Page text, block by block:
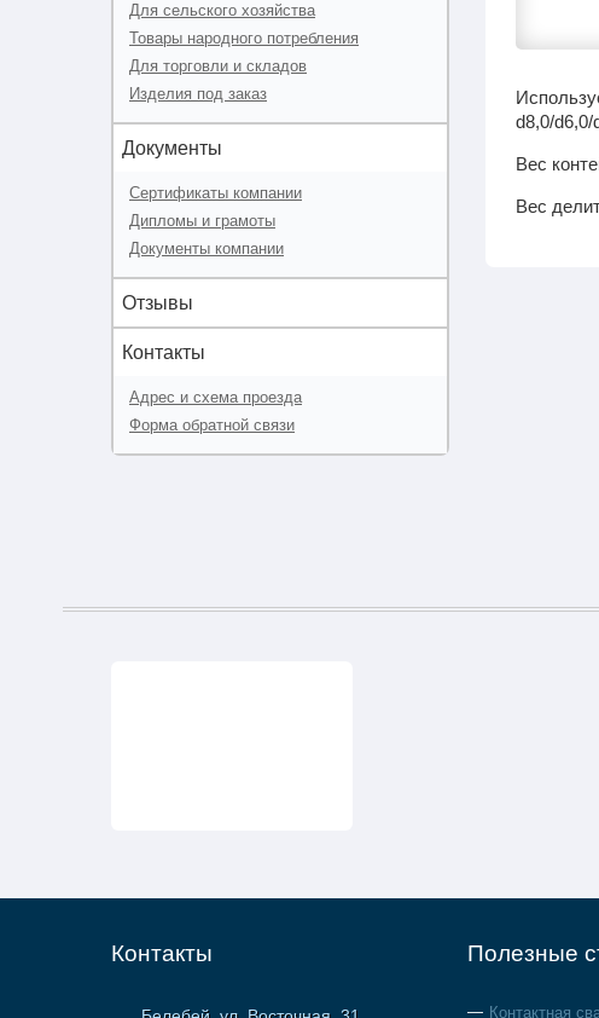
Для сельского хозяйства
Товары народного потребления
Для торговли и складов
Изделия под заказ
Документы
Сертификаты компании
Дипломы и грамоты
Документы компании
Отзывы
Контакты
Адрес и схема проезда
Форма обратной связи
d8,0/
Вес
Вес
Контакты Полезные
Контактная